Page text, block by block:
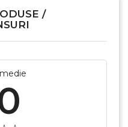
/
dorinte